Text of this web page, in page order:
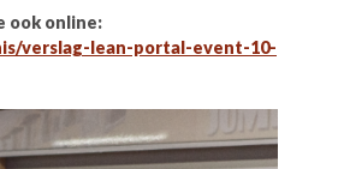
ook online:
verslag-lean-portal-event-10-